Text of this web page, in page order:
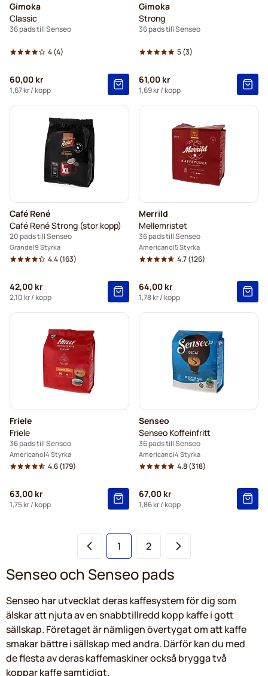
Gimoka
Classic
36 pads till Senseo
4(4)
60,00 kr
1,67 kr/ kopp
Gimoka
Strong
36 pads till Senseo
5(3)
61,00 kr
1,69 kr/ kopp
Café René
Café René Strong (stor kopp)
20 pads till Senseo
Grande 9 Styrka
4.4(163)
42,00 kr
2,10 kr/ kopp
Merrild
Mellemristet
36 pads till Senseo
Americano 5 Styrka
4.7(126)
64,00 kr
1,78 kr/ kopp
Friele
Friele
36 pads till Senseo
Americano 4 Styrka
4.6(179)
63,00 kr
1,75 kr/ kopp
Senseo
Senseo Koffeinfritt
36 pads till Senseo
Americano 4 Styrka
4.8(318)
67,00 kr
1,86 kr/ kopp
You're currently reading page
1 Sida
2
Senseo och Senseo pads
Senseo har utvecklat deras kaffesystem för dig som
älskar att njuta av en snabbtillredd kopp kaffe i gott
sällskap. Företaget är nämligen övertygat om att kaffe
smakar bättre i sällskap med andra. Därför kan du med
de flesta av deras kaffemaskiner också brygga två
koppar kaffe samtidigt.